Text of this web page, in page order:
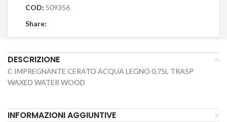
COD: 509356
Share:
DESCRIZIONE
C IMPREGNANTE CERATO ACQUA LEGNO 0,75L TRASP
WAXED WATER WOOD
INFORMAZIONI AGGIUNTIVE